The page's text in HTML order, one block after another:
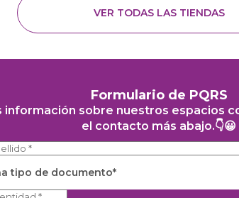
VER TODAS LAS TIENDAS
Formulario de PQRS
información sobre nuestros espacios
el contacto más abajo.👇😀
tipo de documento*